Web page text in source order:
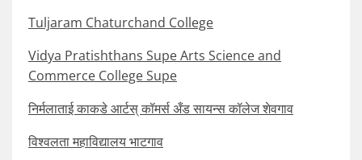
Tuljaram Chaturchand College
Vidya Pratishthans Supe Arts Science and
Commerce College Supe
निर्मलाताई काकडे आर्टस् कॉमर्स अँड सायन्स कॉलेज शेवगाव
विश्वलता महाविद्यालय भाटगाव